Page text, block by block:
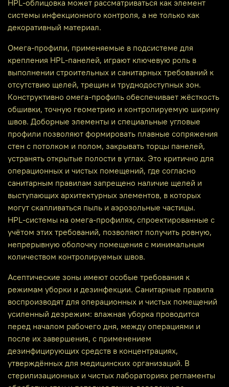
HPL-облицовка может рассматриваться как элемент
системы инфекционного контроля, а не только как
декоративный материал.
Омега-профили, применяемые в подсистеме для
крепления HPL‑панелей, играют ключевую роль в
выполнении строительных и санитарных требований к
отсутствию щелей, трещин и труднодоступных зон.
Конструктивно омега‑профиль обеспечивает жёсткость
обшивки, точную геометрию и контролируемую ширину
швов. Доборные элементы и специальные угловые
профили позволяют формировать плавные сопряжения
стен с потолком и полом, закрывать торцы панелей,
устранять открытые полости в углах. Это критично для
операционных и чистых помещений, где согласно
санитарным правилам запрещено наличие щелей и
выступающих архитектурных элементов, в которых
могут скапливаться пыль и аэрозольные частицы.
HPL‑системы на омега‑профилях, спроектированные с
учётом этих требований, позволяют получить ровную,
непрерывную оболочку помещения с минимальным
количеством контролируемых швов.
Асептические зоны имеют особые требования к
режимам уборки и дезинфекции. Санитарные правила
воспроизводят для операционных и чистых помещений
усиленный дезрежим: влажная уборка проводится
перед началом рабочего дня, между операциями и
после их завершения, с применением
дезинфицирующих средств в концентрациях,
утверждённых для медицинских организаций. В
стерилизационных и чистых лабораториях регламенты